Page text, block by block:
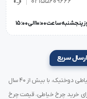
تولید حرفه‌ای
سریع
به دوختیک خوش آمدید! 🌟 ما در فروشگاه چرخ خیاطی دوختیک، با بیش از ۴۰ سال
خرید چرخ خیاطی، قیمت چرخ